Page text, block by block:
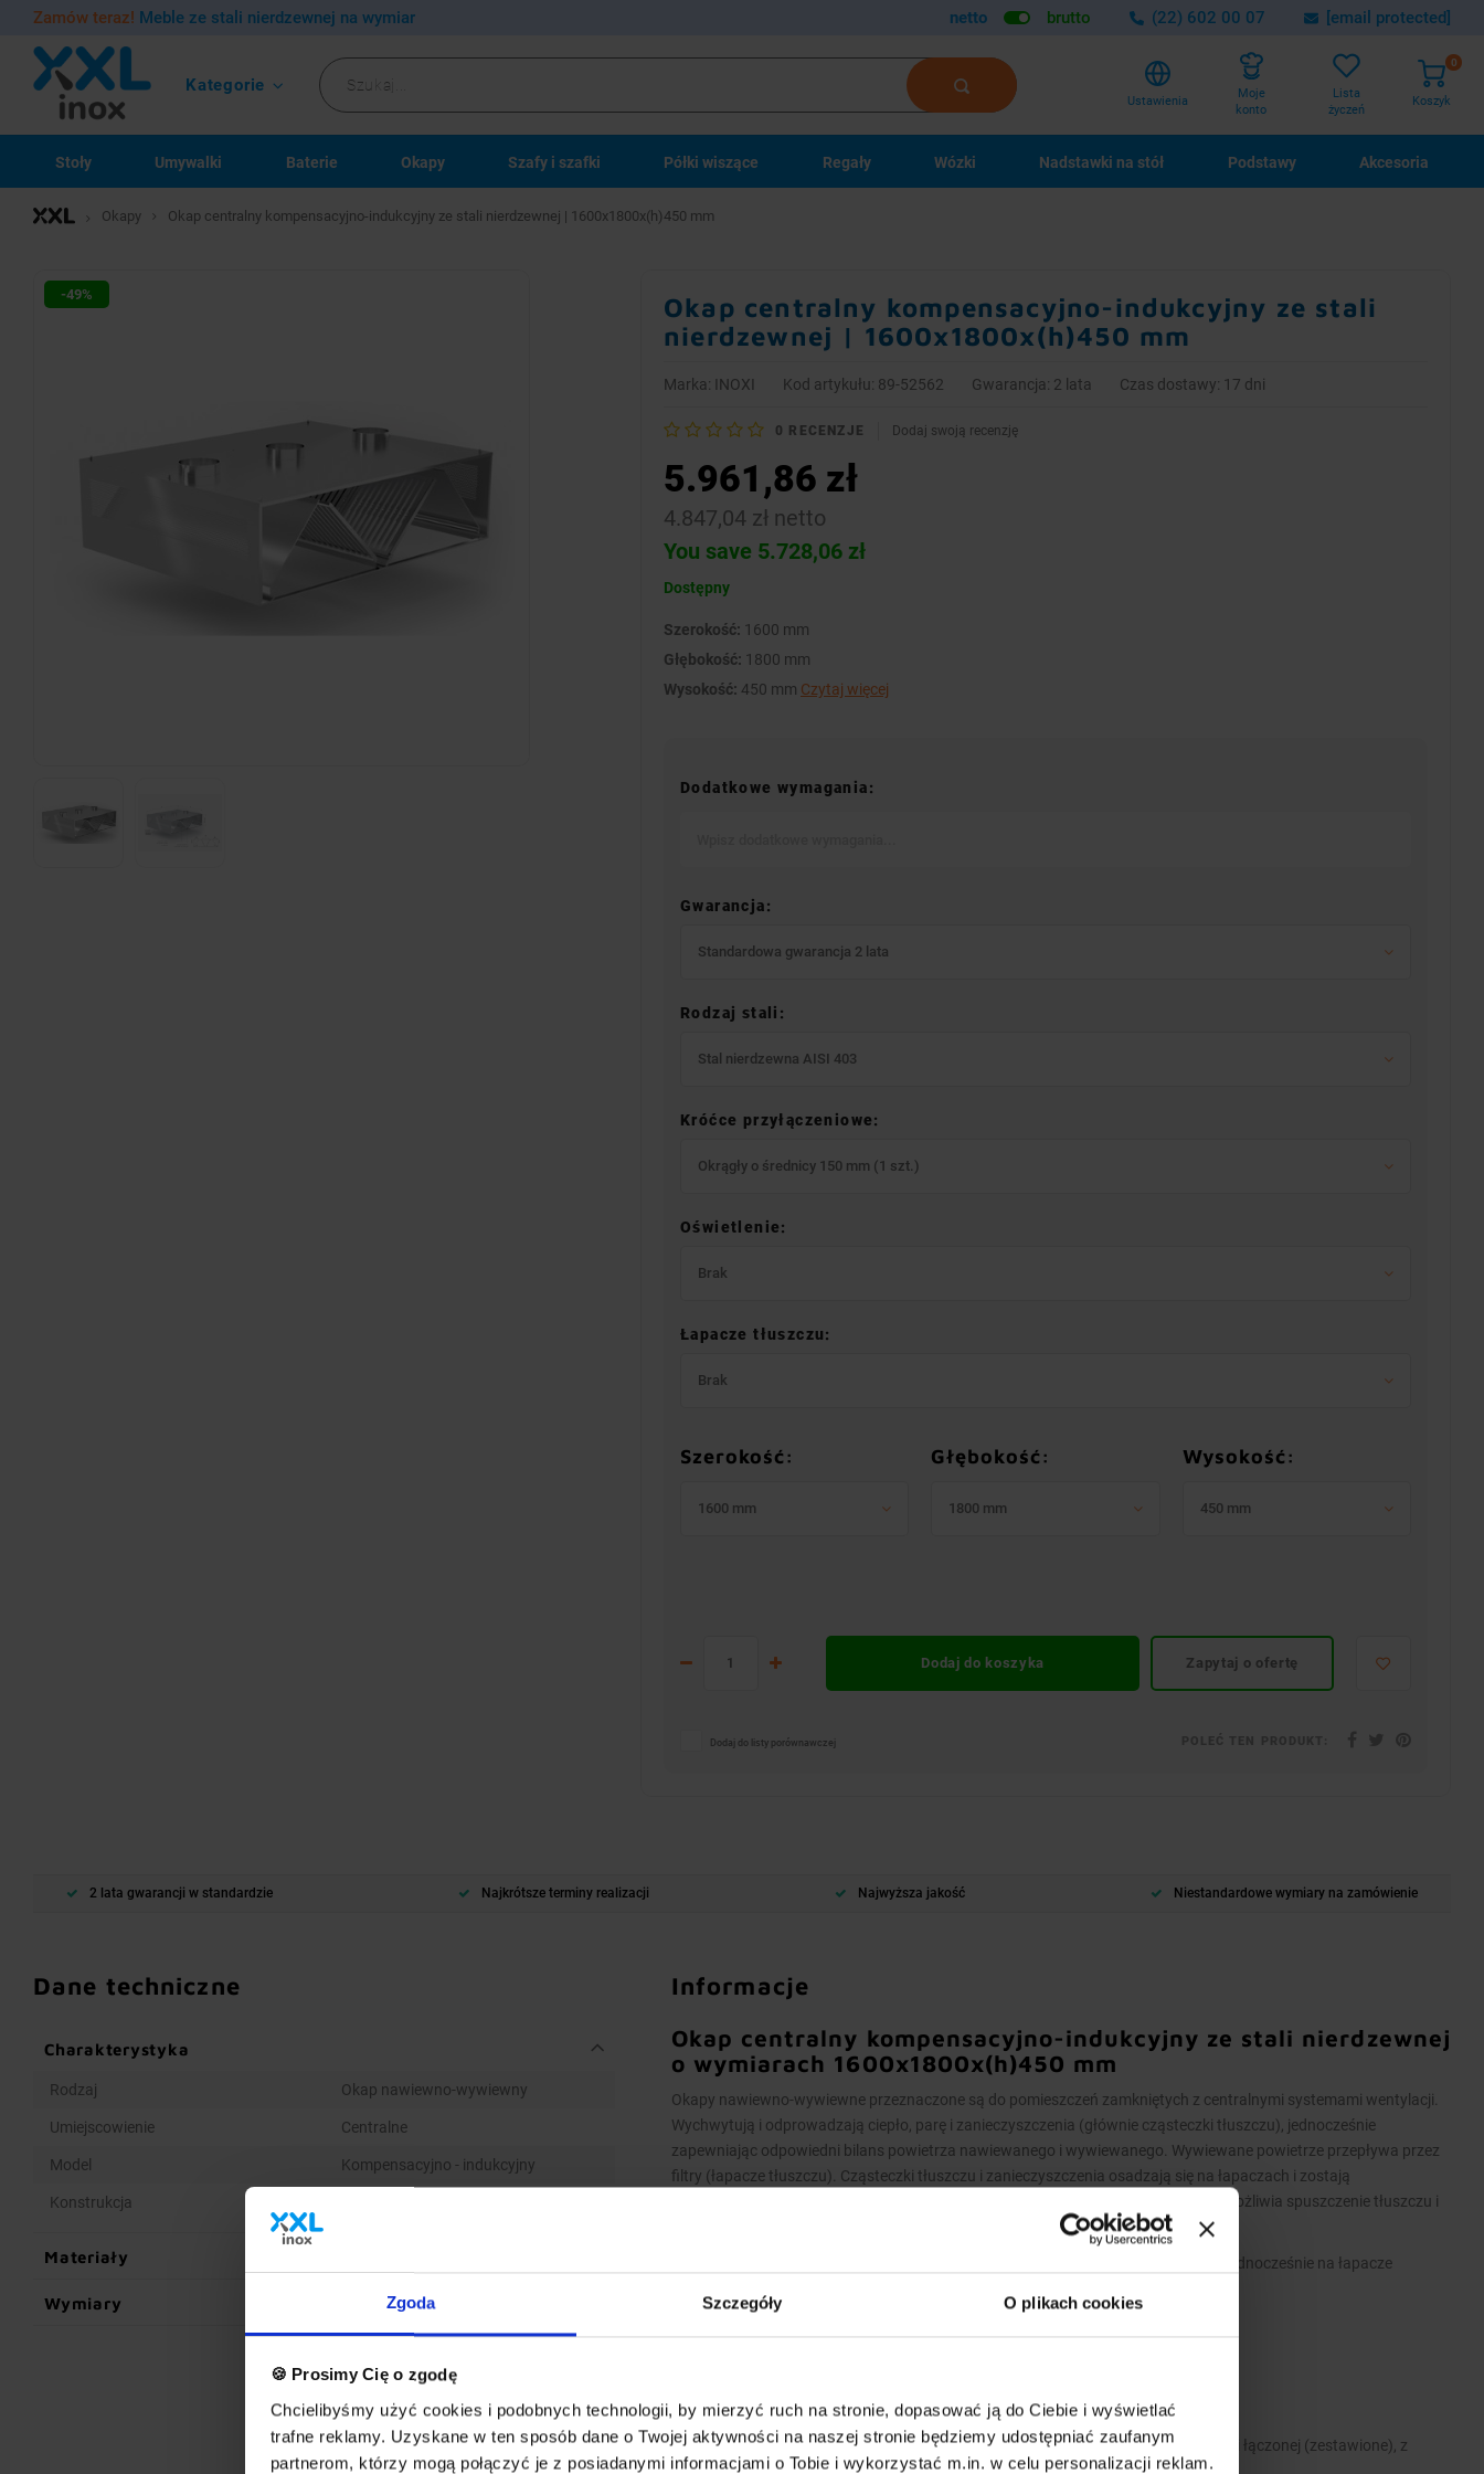
Zgoda Szczegóły O plikach cookies
🍪 Prosimy Cię o zgodę
Chcielibyśmy użyć cookies i podobnych technologii, by mierzyć ruch na stronie, dopasować ją do Ciebie i wyświetlać
trafne reklamy. Uzyskane w ten sposób dane o Twojej aktywności na naszej stronie będziemy udostępniać zaufanym
partnerom, którzy mogą połączyć je z posiadanymi informacjami o Tobie i wykorzystać m.in. w celu personalizacji reklam.
Zamów teraz! Meble ze stali nierdzewnej na wymiar netto brutto (22) 602 00 07 [email protected]
Kategorie
Ustawienia
Moje
konto
Lista
życzeń
Koszyk
0
Stoły Umywalki Baterie Okapy Szafy i szafki Półki wiszące Regały Wózki Nadstawki na stół Podstawy Akcesoria
Okapy Okap centralny kompensacyjno-indukcyjny ze stali nierdzewnej | 1600x1800x(h)450 mm
-49%
Okap centralny kompensacyjno-indukcyjny ze stali
nierdzewnej | 1600x1800x(h)450 mm
Marka: INOXI Kod artykułu: 89-52562 Gwarancja: 2 lata Czas dostawy: 17 dni
0 RECENZJE Dodaj swoją recenzję
5.961,86 zł
4.847,04 zł netto
You save 5.728,06 zł
Dostępny
Szerokość: 1600 mm
Głębokość: 1800 mm
Wysokość: 450 mm Czytaj więcej
Dodatkowe wymagania:
Gwarancja:
Standardowa gwarancja 2 lata
Rodzaj stali:
Stal nierdzewna AISI 403
Króćce przyłączeniowe:
Okrągły o średnicy 150 mm (1 szt.)
Oświetlenie:
Brak
Łapacze tłuszczu:
Brak
Szerokość:
1600 mm
Głębokość:
1800 mm
Wysokość:
450 mm
Dodaj do koszyka Zapytaj o ofertę
Dodaj do listy porównawczej
2 lata gwarancji w standardzie Najkrótsze terminy realizacji Najwyższa jakość Niestandardowe wymiary na zamówienie
Dane techniczne
Charakterystyka
Rodzaj Okap nawiewno-wywiewny
Umiejscowienie Centralne
Model Kompensacyjno - indukcyjny
Konstrukcja
Materiały
Wymiary
Informacje
Okap centralny kompensacyjno-indukcyjny ze stali nierdzewnej
o wymiarach 1600x1800x(h)450 mm
Okapy nawiewno-wywiewne przeznaczone są do pomieszczeń zamkniętych z centralnymi systemami wentylacji.
Wychwytują i odprowadzają ciepło, parę i zanieczyszczenia (głównie cząsteczki tłuszczu), jednocześnie
zapewniając odpowiedni bilans powietrza nawiewanego i wywiewanego. Wywiewane powietrze przepływa przez
filtry (łapacze tłuszczu). Cząsteczki tłuszczu i zanieczyszczenia osadzają się na łapaczach i zostają
odprowadzone do rynienki ociekowej. Zawór spustowy przy rynience ociekowej umożliwia spuszczenie tłuszczu i
Model kompensacyjno-indukcyjny – nawiewane, świeże powietrze kierowane jest jednocześnie na łapacze
Okapy wykonane są z wysokogatunkowej stali nierdzewnej.
Okapy nawiewno-wywiewne o wymiarach A>2600 mm wykonane są w wersji łączonej (zestawione), z